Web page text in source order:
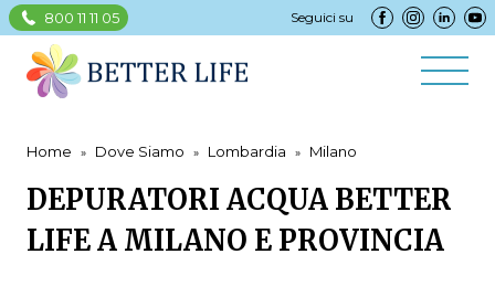
800 11 11 05 Seguici su
Home Dove Siamo Lombardia Milano
DEPURATORI ACQUA BETTER
LIFE A MILANO E PROVINCIA